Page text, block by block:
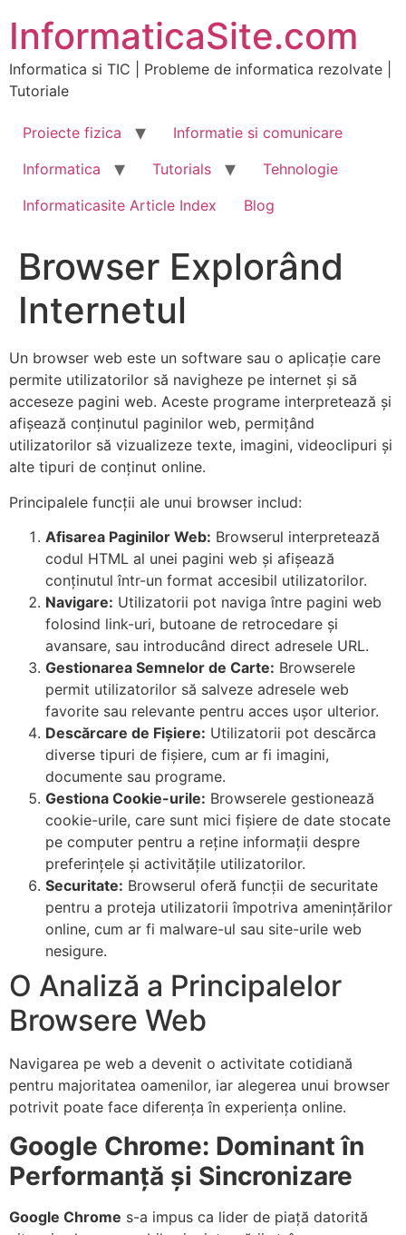
content
InformaticaSite.com
Informatica si TIC | Probleme de informatica rezolvate |
Tutoriale
Proiecte fizica
Informatie si comunicare
Informatica
Tutorials
Tehnologie
Informaticasite Article Index
Blog
Browser Explorând
Internetul
Un browser web este un software sau o aplicație care
permite utilizatorilor să navigheze pe internet și să
acceseze pagini web. Aceste programe interpretează și
afișează conținutul paginilor web, permițând
utilizatorilor să vizualizeze texte, imagini, videoclipuri și
alte tipuri de conținut online.
Principalele funcții ale unui browser includ:
Afisarea Paginilor Web: Browserul interpretează
codul HTML al unei pagini web și afișează
conținutul într-un format accesibil utilizatorilor.
Navigare: Utilizatorii pot naviga între pagini web
folosind link-uri, butoane de retrocedare și
avansare, sau introducând direct adresele URL.
Gestionarea Semnelor de Carte: Browserele
permit utilizatorilor să salveze adresele web
favorite sau relevante pentru acces ușor ulterior.
Descărcare de Fișiere: Utilizatorii pot descărca
diverse tipuri de fișiere, cum ar fi imagini,
documente sau programe.
Gestiona Cookie-urile: Browserele gestionează
cookie-urile, care sunt mici fișiere de date stocate
pe computer pentru a reține informații despre
preferințele și activitățile utilizatorilor.
Securitate: Browserul oferă funcții de securitate
pentru a proteja utilizatorii împotriva amenințărilor
online, cum ar fi malware-ul sau site-urile web
nesigure.
O Analiză a Principalelor
Browsere Web
Navigarea pe web a devenit o activitate cotidiană
pentru majoritatea oamenilor, iar alegerea unui browser
potrivit poate face diferența în experiența online.
Google Chrome: Dominant în
Performanță și Sincronizare
Google Chrome s-a impus ca lider de piață datorită